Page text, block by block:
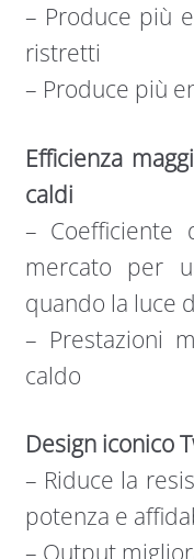
– Produce più
ristretti
– Produce più
Efficienza
caldi
– Coefficiente
mercato per
quando la luce
– Prestazioni
caldo
Design iconico
– Riduce la
potenza e
– Output